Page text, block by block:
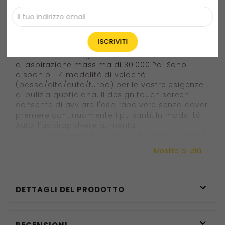
Aspirazione potente da 30KPa e
schermo tattile
Ultenic FS1 è un potente aspirapolvere senza filo
con un motore digitale da 450 W e una potenza
di aspirazione massima di 30.000 Pa. Sono
disponibili 4 modalità di velocità
(bassa/alta/auto/turbo) per le vostre esigenze
di pulizia quotidiana. Il design touch screen
consente di avviare l'aspirapolvere senza dover
premere continuamente i pulsanti. In modalità
l'aspirapolvere funziona alla massima potenza
pulizia della casa da detriti e polveri sottili.
Mostra di più
DETTAGLI DEL PRODOTTO 